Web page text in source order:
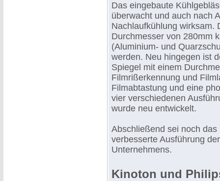
Das eingebaute
überwacht und auch nach
Nachlaufkühlung wirksam.
Durchmesser von 280mm
(Aluminium- und
werden. Neu hingegen ist
Spiegel mit einem
Filmrißerkennung und
Filmabtastung und eine
vier verschiedenen
wurde neu entwickelt.
Abschließend sei noch das
verbesserte Ausführung
Unternehmens.
Kinoton und